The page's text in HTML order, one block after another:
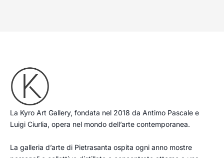
La Kyro Art Gallery, fondata nel 2018 da Antimo Pascale e
Luigi Ciurlia, opera nel mondo dell’arte contemporanea.
La galleria d’arte di Pietrasanta ospita ogni anno mostre